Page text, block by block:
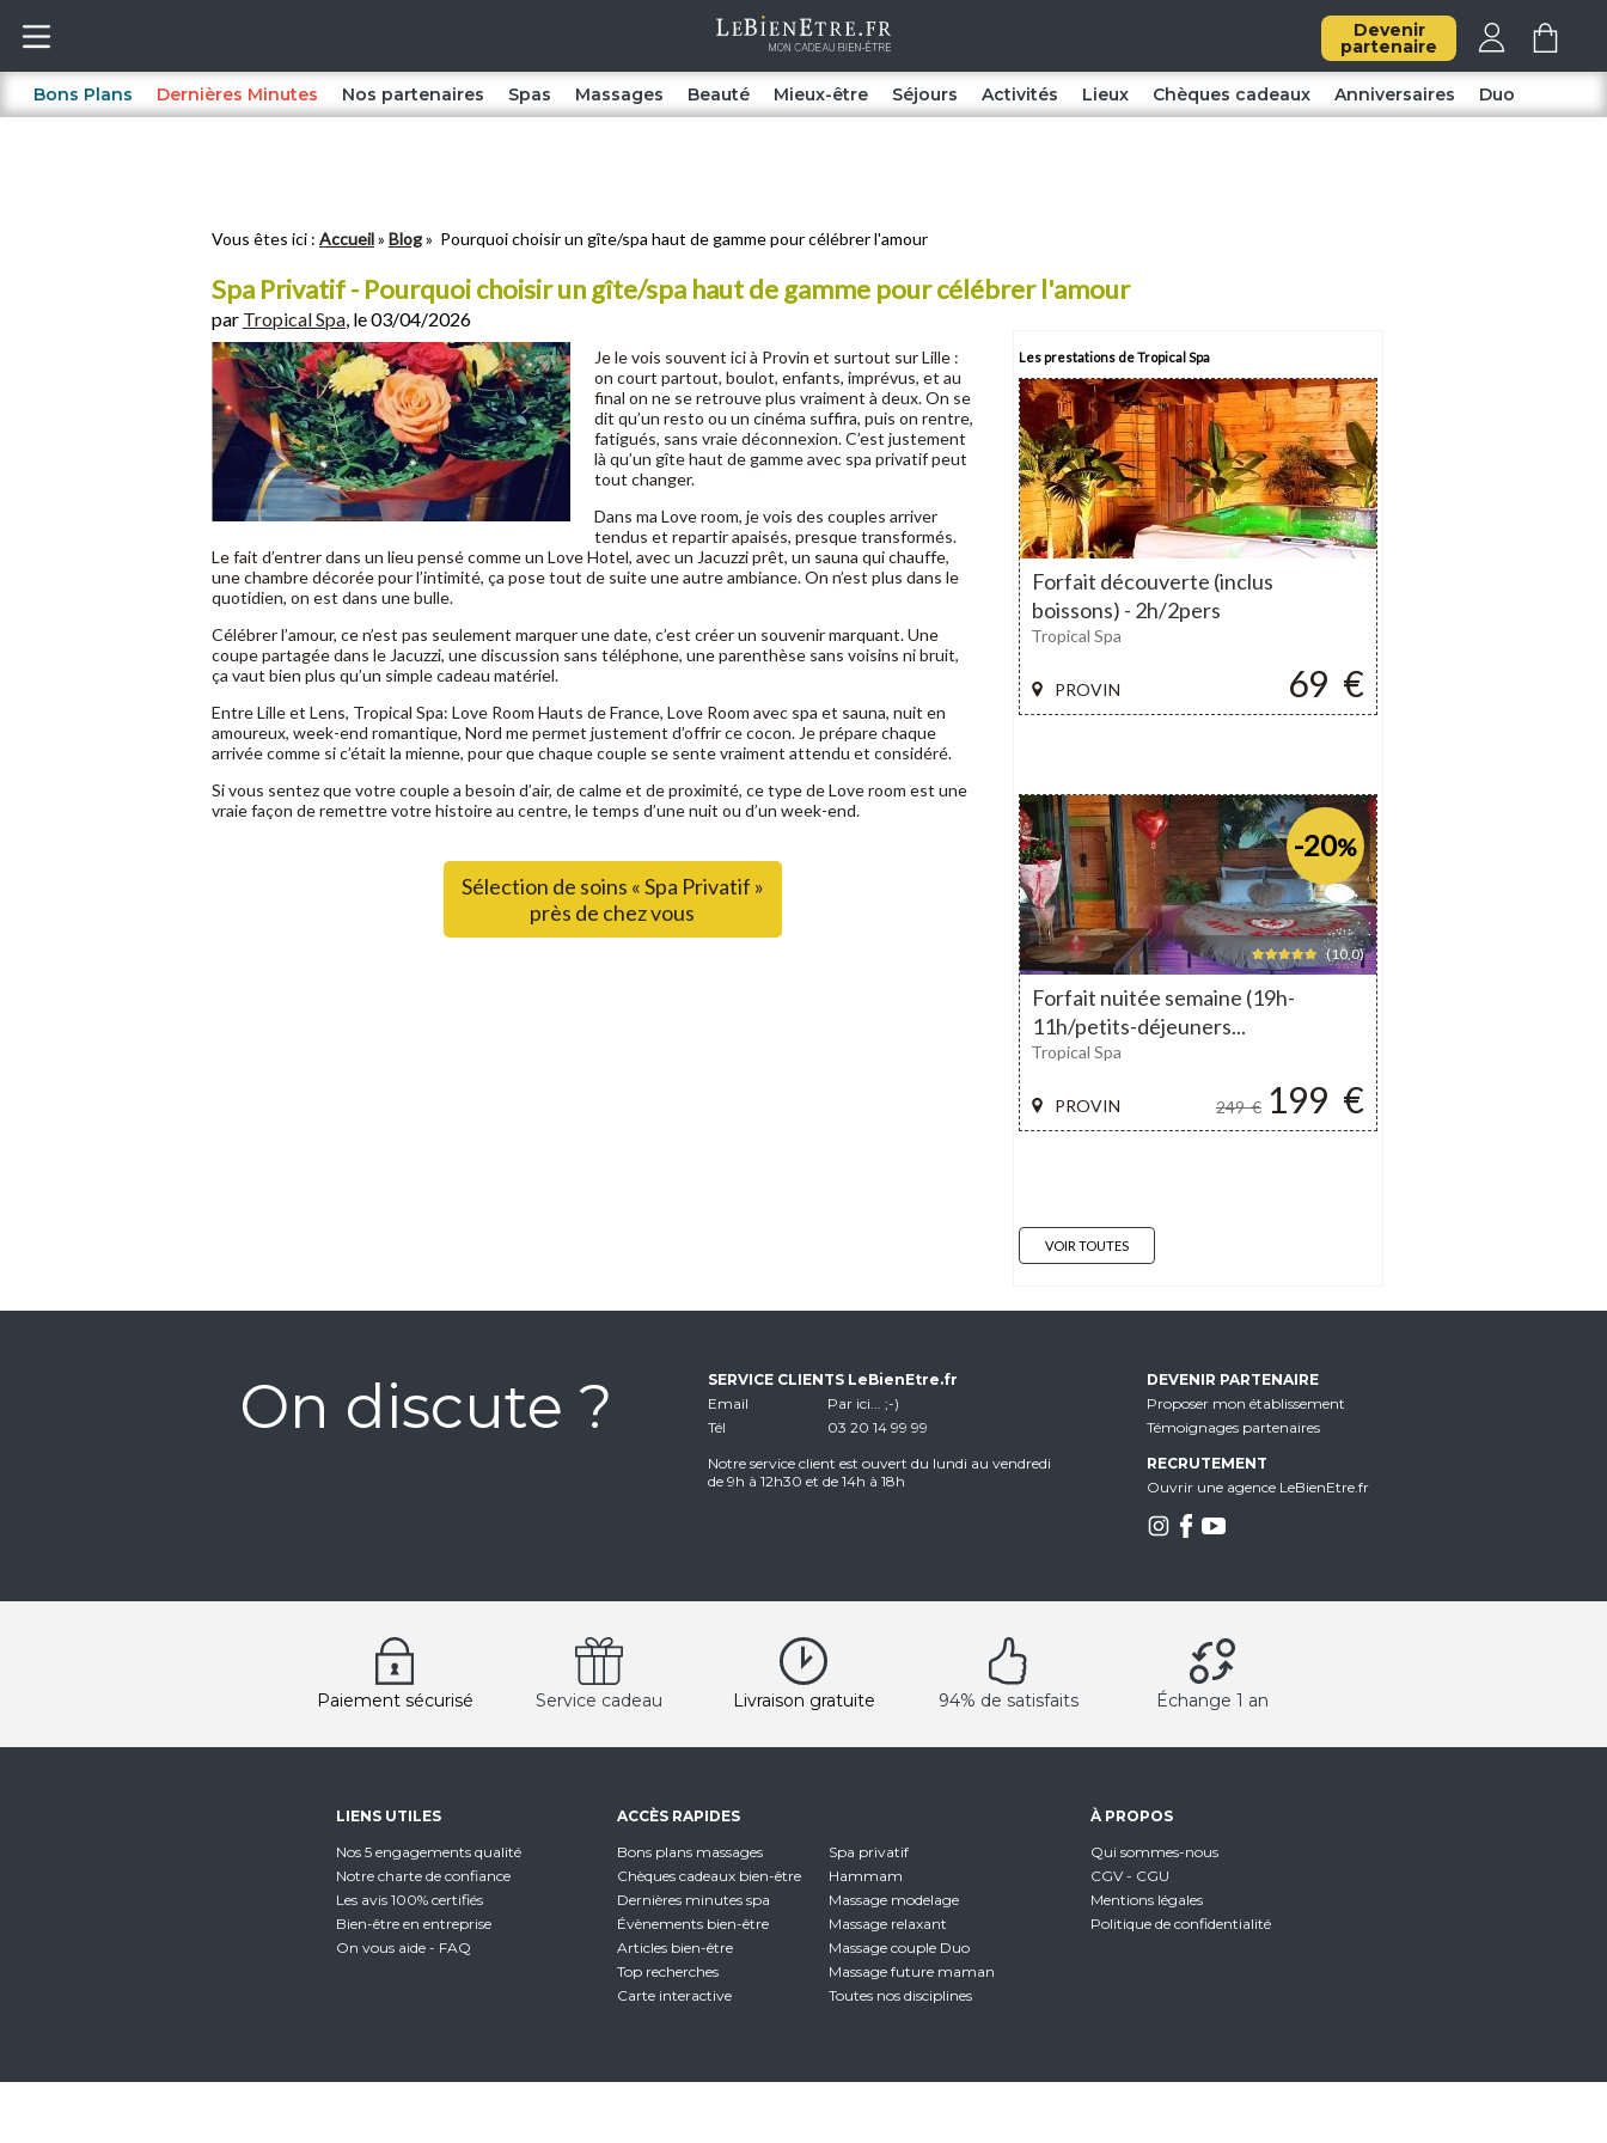
Devenir
partenaire
Bons Plans Dernières Minutes Nos partenaires Spas Massages Beauté Mieux-être Séjours Activités Lieux Chèques cadeaux Anniversaires Duo
Vous êtes ici : Accueil Blog Pourquoi choisir un gîte/spa haut de gamme pour célébrer l'amour
Spa Privatif - Pourquoi choisir un gîte/spa haut de gamme pour célébrer l'amour
par Tropical Spa, le 03/04/2026
Je le vois souvent ici à Provin et surtout sur Lille :
on court partout, boulot, enfants, imprévus, et au
final on ne se retrouve plus vraiment à deux. On se
dit qu’un resto ou un cinéma suffira, puis on rentre,
fatigués, sans vraie déconnexion. C’est justement
là qu’un gîte haut de gamme avec spa privatif peut
tout changer.
Dans ma Love room, je vois des couples arriver
tendus et repartir apaisés, presque transformés.
Le fait d’entrer dans un lieu pensé comme un Love Hotel, avec un Jacuzzi prêt, un sauna qui chauffe,
une chambre décorée pour l’intimité, ça pose tout de suite une autre ambiance. On n’est plus dans le
quotidien, on est dans une bulle.
Célébrer l’amour, ce n’est pas seulement marquer une date, c’est créer un souvenir marquant. Une
coupe partagée dans le Jacuzzi, une discussion sans téléphone, une parenthèse sans voisins ni bruit,
ça vaut bien plus qu’un simple cadeau matériel.
Entre Lille et Lens, Tropical Spa: Love Room Hauts de France, Love Room avec spa et sauna, nuit en
amoureux, week-end romantique, Nord me permet justement d’offrir ce cocon. Je prépare chaque
arrivée comme si c’était la mienne, pour que chaque couple se sente vraiment attendu et considéré.
Si vous sentez que votre couple a besoin d’air, de calme et de proximité, ce type de Love room est une
vraie façon de remettre votre histoire au centre, le temps d’une nuit ou d’un week-end.
Sélection de soins « Spa Privatif »
près de chez vous
Les prestations de Tropical Spa
Forfait découverte (inclus
boissons) - 2h/2pers
69 €
PROVIN
Tropical Spa
-20%
(10,0)
Forfait nuitée semaine (19h-
11h/petits-déjeuners...
249€ 199 €
PROVIN
Tropical Spa
VOIR TOUTES
On discute ?
SERVICE CLIENTS LeBienEtre.fr
Email
Par ici... ;-)
Tél
03 20 14 99 99
Notre service client est ouvert du lundi au vendredi
de 9h à 12h30 et de 14h à 18h
DEVENIR PARTENAIRE
Proposer mon établissement
Témoignages partenaires
RECRUTEMENT
Ouvrir une agence LeBienEtre.fr
Paiement sécurisé Service cadeau Livraison gratuite 94% de satisfaits Échange 1 an
LIENS UTILES
Nos 5 engagements qualité
Notre charte de confiance
Les avis 100% certifiés
Bien-être en entreprise
On vous aide - FAQ
ACCÈS RAPIDES
Bons plans massages
Chèques cadeaux bien-être
Dernières minutes spa
Évènements bien-être
Articles bien-être
Top recherches
Carte interactive
Spa privatif
Hammam
Massage modelage
Massage relaxant
Massage couple Duo
Massage future maman
Toutes nos disciplines
À PROPOS
Qui sommes-nous
CGV - CGU
Mentions légales
Politique de confidentialité